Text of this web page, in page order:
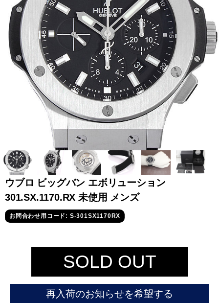
全てのブランドを見
る
ロレックス
パテック
フィリップ
オーデマピゲ ウブロ カルティエ
グランド
セイコー
オメガ
ウブロ ビッグバン エボリューション
301.SX.1170.RX 未使用 メンズ
お問合わせ用コード: S-301SX1170RX
SOLD OUT
再入荷のお知らせを希望する